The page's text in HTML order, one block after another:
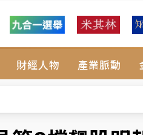
財經人物 產業脈動
股跌近300點 被動元件、低
加董事人數！辜仲諒向法
第2檔！今線上預約開賣一
渡假村！東檢抗告成功 今重